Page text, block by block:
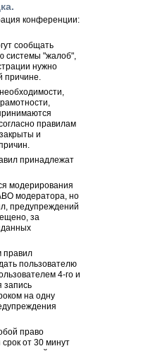
конференции:
сообщать
системы "жалоб",
нужно
причине.
правилам
и
принадлежат
модерирования
модератора, но
предупреждений
за
правил
пользователю
4-го и
запись
на одну
право
от 30 минут